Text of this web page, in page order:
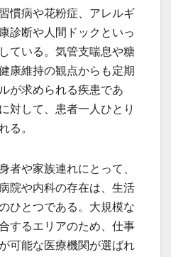
慣病や花粉症、アレルギ
診断や人間ドックといっ
ている。気管支喘息や糖
康維持の観点からも定期
が求められる疾患であ
対して、患者一人ひとり
る。
者や家族連れにとって、
院や内科の存在は、生活
ひとつである。大規模な
するエリアのため、仕事
可能な医療機関が選ばれ